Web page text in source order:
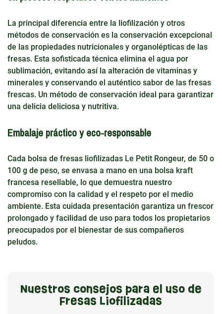
La principal diferencia entre la liofilización y otros
métodos de conservación es la conservación excepcional
de las propiedades nutricionales y organolépticas de las
fresas. Esta sofisticada técnica elimina el agua por
sublimación, evitando así la alteración de vitaminas y
minerales y conservando el auténtico sabor de las fresas
frescas. Un método de conservación ideal para garantizar
una delicia deliciosa y nutritiva.
Embalaje práctico y eco-responsable
Cada bolsa de fresas liofilizadas Le Petit Rongeur, de 50 o
100 g de peso, se envasa a mano en una bolsa kraft
francesa resellable, lo que demuestra nuestro
compromiso con la calidad y el respeto por el medio
ambiente. Esta cuidada presentación garantiza un frescor
prolongado y facilidad de uso para todos los propietarios
preocupados por el bienestar de sus compañeros
peludos.
Nuestros consejos para el uso de
Fresas Liofilizadas